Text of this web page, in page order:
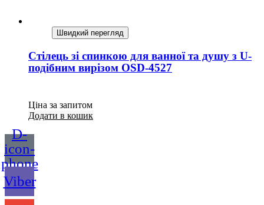
Швидкий перегляд
Стілець зі спинкою для ванної та душу з U-
подібним вирізом OSD-4527
Ціна за запитом
Додати в кошик
D-
icon-
phone
Viber